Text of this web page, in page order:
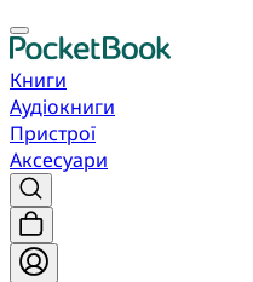
Книги
Аудіокниги
Пристрої
Аксесуари